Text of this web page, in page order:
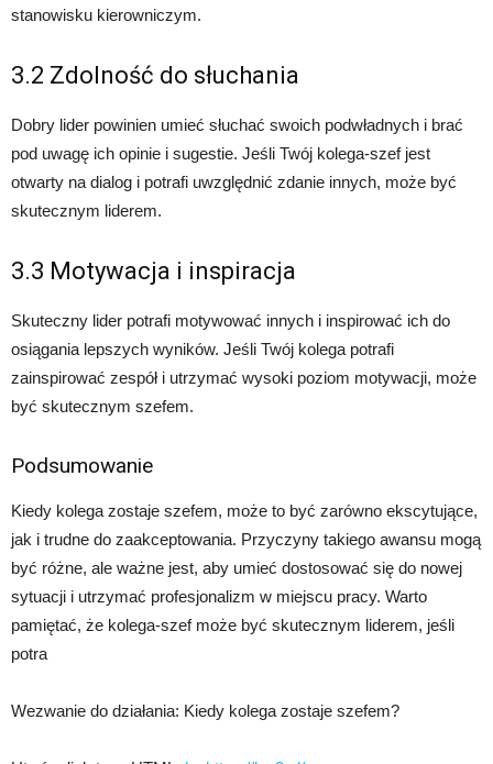
stanowisku kierowniczym.
3.2 Zdolność do słuchania
Dobry lider powinien umieć słuchać swoich podwładnych i brać
pod uwagę ich opinie i sugestie. Jeśli Twój kolega-szef jest
otwarty na dialog i potrafi uwzględnić zdanie innych, może być
skutecznym liderem.
3.3 Motywacja i inspiracja
Skuteczny lider potrafi motywować innych i inspirować ich do
osiągania lepszych wyników. Jeśli Twój kolega potrafi
zainspirować zespół i utrzymać wysoki poziom motywacji, może
być skutecznym szefem.
Podsumowanie
Kiedy kolega zostaje szefem, może to być zarówno ekscytujące,
jak i trudne do zaakceptowania. Przyczyny takiego awansu mogą
być różne, ale ważne jest, aby umieć dostosować się do nowej
sytuacji i utrzymać profesjonalizm w miejscu pracy. Warto
pamiętać, że kolega-szef może być skutecznym liderem, jeśli
potra
Wezwanie do działania: Kiedy kolega zostaje szefem?